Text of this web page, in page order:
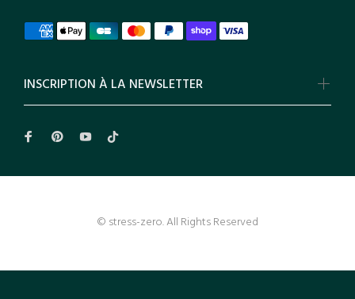
INSCRIPTION À LA NEWSLETTER
© stress-zero. All Rights Reserved